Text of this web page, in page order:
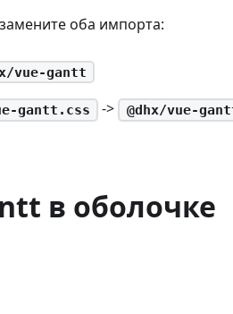
оба импорта:
vue-gantt
gantt.css ->
@dhx/vue-
в оболочке